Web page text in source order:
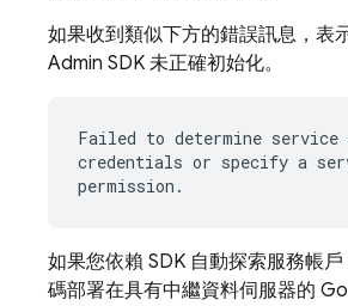
如果收到類似下方的錯誤訊息，表
Admin SDK 未正確初始化。
Failed to determine
credentials or specify a
如果您依賴 SDK 自動探索服務帳
碼部署在具有中繼資料伺服器的